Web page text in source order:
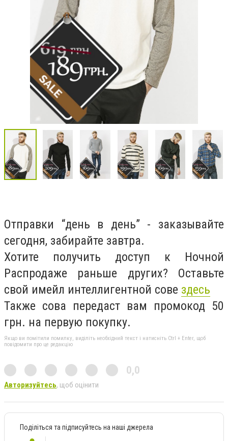
Отправки “день в день” - заказывайте
сегодня, забирайте завтра.
Хотите получить доступ к Ночной
Распродаже раньше других? Оставьте
свой имейл интеллигентной сове здесь
Также сова передаст вам промокод 50
грн. на первую покупку.
Якщо ви помітили помилку, виділіть необхідний текст і натисніть Ctrl + Enter, щоб
повідомити про це редакцію
0,0
Авторизуйтесь, щоб оцінити
Поділіться та підписуйтесь на наші джерела